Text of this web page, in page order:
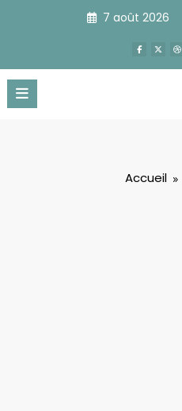
7 août 2026
Accueil